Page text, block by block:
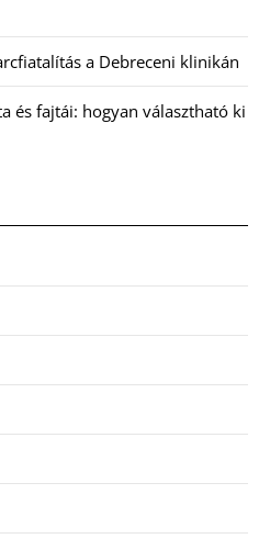
a Debreceni klinikán
és fajtái: hogyan választható ki